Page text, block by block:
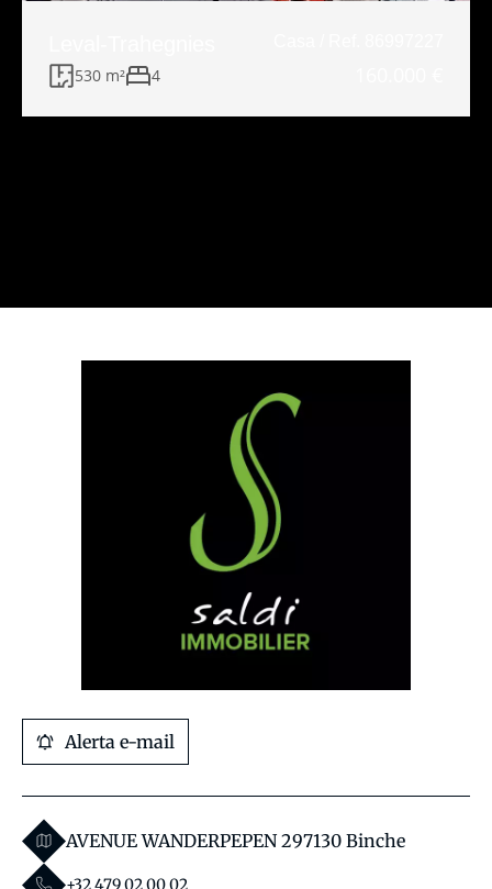
530 m² 4
Alerta e-mail
AVENUE WANDERPEPEN 297130 Binche
+32 479 02 00 02